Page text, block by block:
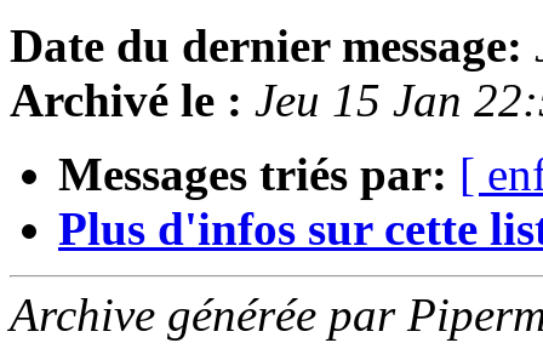
Date du dernier message:
Archivé le : Jeu 15 Jan
Messages triés par: [
Plus d'infos sur cette
Archive générée par